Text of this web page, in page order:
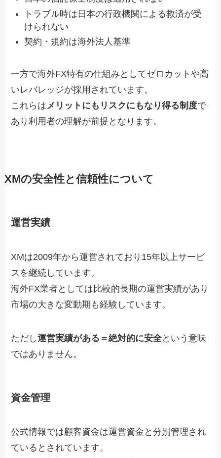
トラブル時は日本の行政機関による救済が受
けられない
契約・規約は海外法人基準
一方で海外FX特有の仕組みとしてゼロカットや高
いレバレッジが採用されています。
これらはメリットにもリスクにもなり得る制度で
あり利用者の理解が前提となります。
XMの安全性と信頼性について
運営実績
XMは2009年から運営されており15年以上サービ
スを継続しています。
海外FX業者としては比較的長期の運営実績があり
市場の大きな変動期も経験しています。
ただし運営実績がある＝絶対的に安全という意味
ではありません。
資金管理
公式情報では顧客資金は運営資金と分別管理され
ているとされています。